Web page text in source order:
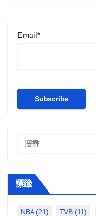
Email*
標籤
NBA(21) TVB (11)